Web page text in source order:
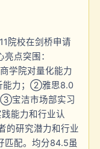
院校在剑桥申请
点突围：
学院对量化能力
能力；②雅思8.0
③宝洁市场部实习
能力和行业认
的研究潜力和行业
匹配。均分84.5虽